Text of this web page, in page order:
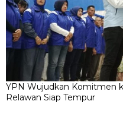
YPN Wujudkan Komitmen
Relawan Siap Tempur